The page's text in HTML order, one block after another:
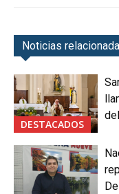
Noticias
DESTACADOS